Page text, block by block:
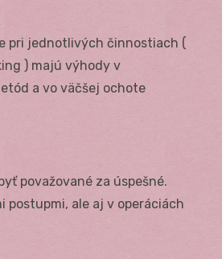
pri jednotlivých činnostiach (
) majú výhody v
a vo väčšej ochote
považované za úspešné.
postupmi, ale aj v operáciách